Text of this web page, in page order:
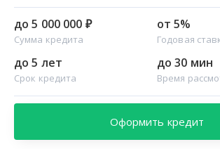
до 5 000 000 ₽
Сумма кредита
от 5%
Годовая
до 5 лет
Срок кредита
до 30 мин
Время
Оформить кредит